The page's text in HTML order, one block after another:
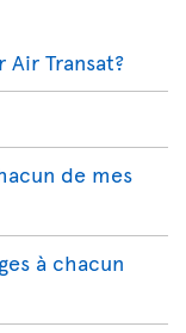
Transat?
de mes
à chacun